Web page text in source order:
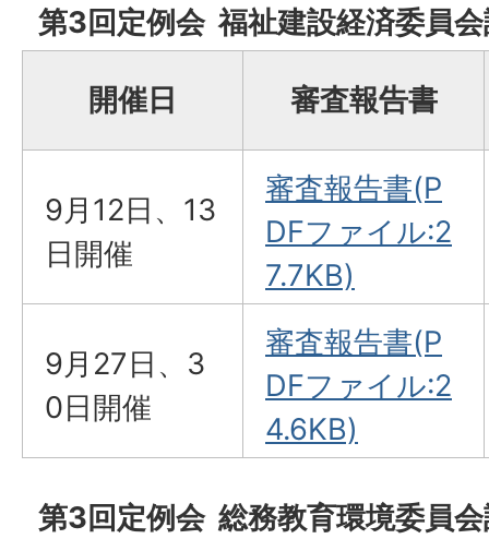
第3回定例会 福祉建設経済委員
開催日 審査報告書
9月12日、13
日開催
審査報告書(P
DFファイル:2
7.7KB)
9月27日、3
0日開催
審査報告書(P
DFファイル:2
4.6KB)
第3回定例会 総務教育環境委員